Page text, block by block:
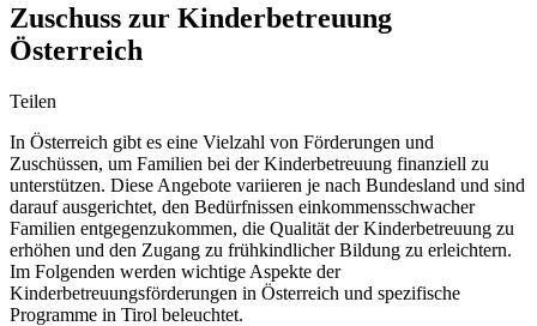
Zuschuss zur Kinderbetreuung
Österreich
Teilen
In Österreich gibt es eine Vielzahl von Förderungen und
Zuschüssen, um Familien bei der Kinderbetreuung finanziell zu
unterstützen. Diese Angebote variieren je nach Bundesland und sind
darauf ausgerichtet, den Bedürfnissen einkommensschwacher
Familien entgegenzukommen, die Qualität der Kinderbetreuung zu
erhöhen und den Zugang zu frühkindlicher Bildung zu erleichtern.
Im Folgenden werden wichtige Aspekte der
Kinderbetreuungsförderungen in Österreich und spezifische
Programme in Tirol beleuchtet.